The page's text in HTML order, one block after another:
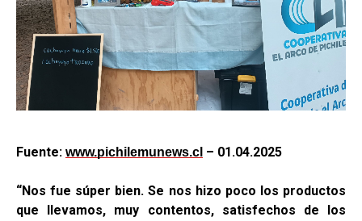
Fuente: www.pichilemunews.cl – 01.04.2025
“Nos fue súper bien. Se nos hizo poco los productos
que llevamos, muy contentos, satisfechos de los